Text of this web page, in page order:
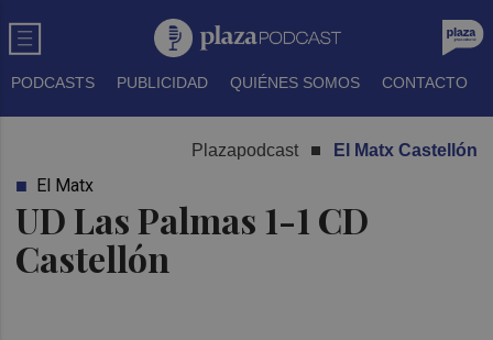
PODCASTS PUBLICIDAD QUIÉNES SOMOS CONTACTO
Plazapodcast El Matx Castellón
UD Las Palmas 1-1 CD
Castellón
El Matx